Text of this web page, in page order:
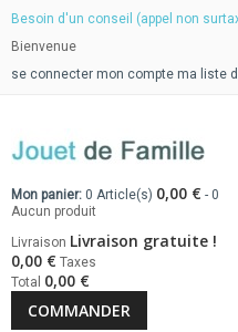
Besoin d'un conseil (appel non
Bienvenue
se connecter mon compte ma liste
Mon panier: 0 Article(s) 0,00 € - 0
Aucun produit
Livraison Livraison gratuite !
0,00 € Taxes
Total 0,00 €
COMMANDER